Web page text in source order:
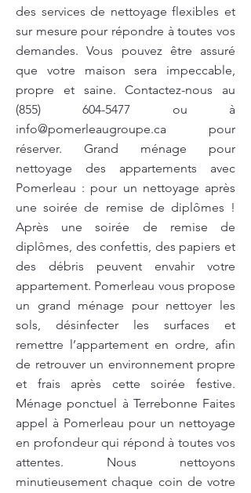
des services de nettoyage flexibles et
sur mesure pour répondre à toutes vos
demandes. Vous pouvez être assuré
que votre maison sera impeccable,
propre et saine. Contactez-nous au
(855) 604-5477 ou à
info@pomerleaugroupe.ca pour
réserver. Grand ménage pour
nettoyage des appartements avec
Pomerleau : pour un nettoyage après
une soirée de remise de diplômes !
Après une soirée de remise de
diplômes, des confettis, des papiers et
des débris peuvent envahir votre
appartement. Pomerleau vous propose
un grand ménage pour nettoyer les
sols, désinfecter les surfaces et
remettre l’appartement en ordre, afin
de retrouver un environnement propre
et frais après cette soirée festive.
Ménage ponctuel à Terrebonne Faites
appel à Pomerleau pour un nettoyage
en profondeur qui répond à toutes vos
attentes. Nous nettoyons
minutieusement chaque coin de votre